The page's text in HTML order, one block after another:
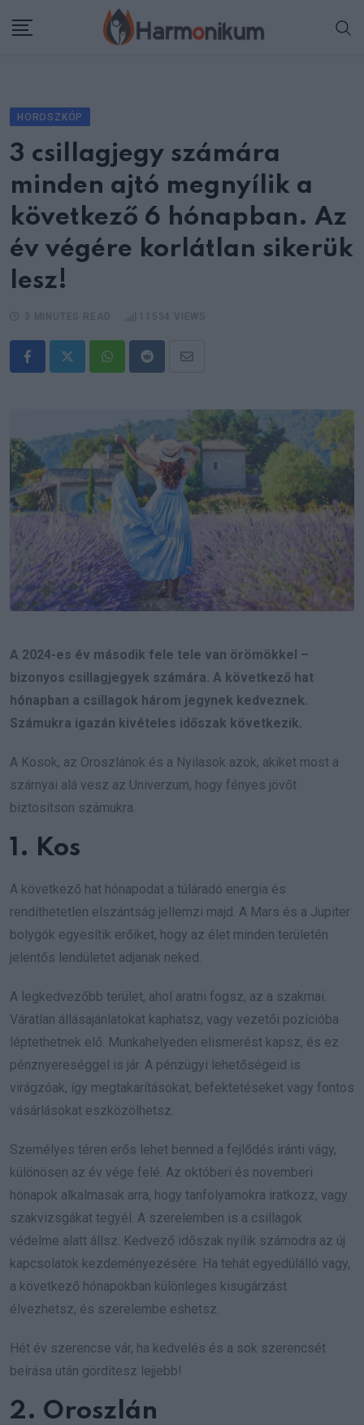
HOROSZKÓP
3 csillagjegy számára
minden ajtó megnyílik a
következő 6 hónapban. Az
év végére korlátlan sikerük
lesz!
WhatsappRedditShare
Email
A 2024-es év második fele tele van örömökkel –
bizonyos csillagjegyek számára. A következő hat
hónapban a csillagok három jegynek kedveznek.
Számukra igazán kivételes időszak következik.
A Kosok, az Oroszlánok és a Nyilasok azok, akiket most a
szárnyai alá vesz az Univerzum, hogy fényes jövőt
biztosítson számukra.
1. Kos
A következő hat hónapodat a túláradó energia és
rendíthetetlen elszántság jellemzi majd. A Mars és a Jupiter
bolygók egyesítik erőiket, hogy az élet minden területén
jelentős lendületet adjanak neked.
A legkedvezőbb terület, ahol aratni fogsz, az a szakmai.
Váratlan állásajánlatokat kaphatsz, vagy vezetői pozícióba
léptethetnek elő. Munkahelyeden elismerést kapsz, és ez
pénznyereséggel is jár. A pénzügyi lehetőségeid is
virágzóak, így megtakarításokat, befektetéseket vagy fontos
vásárlásokat eszközölhetsz.
Személyes téren erős lehet benned a fejlődés iránti vágy,
különösen az év vége felé. Az októberi és novemberi
hónapok alkalmasak arra, hogy tanfolyamokra iratkozz, vagy
szakvizsgákat tegyél. A szerelemben is a csillagok
védelme alatt állsz. Kedvező időszak nyílik számodra az új
kapcsolatok kezdeményezésére. Ha tehát egyedülálló vagy,
a következő hónapokban különleges kisugárzást
élvezhetsz, és szerelembe eshetsz.
Hét év szerencse vár, ha kedvelés és a sok szerencsét
beírása után gördítesz lejjebb!
2. Oroszlán